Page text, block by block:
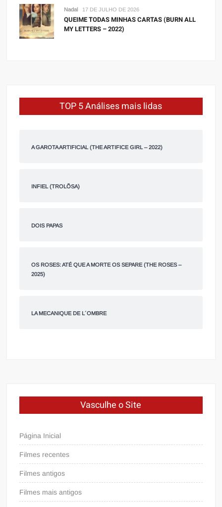
Nadal 17 DE JULHO DE 2026
QUEIME TODAS MINHAS CARTAS (BURN ALL
MY LETTERS – 2022)
TOP 5 Análises mais lidas
A GAROTA ARTIFICIAL (THE ARTIFICE GIRL – 2022)
INFIEL (TROLÕSA)
DOIS PAPAS
OS ROSES: ATÉ QUE A MORTE OS SEPARE (THE ROSES –
2025)
LA MECANIQUE DE L´OMBRE
Vasculhe o Site
Página Inicial
Filmes recentes
Filmes antigos
Filmes mais antigos